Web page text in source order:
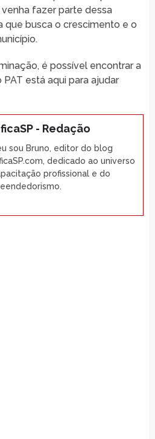
fazer parte dessa
busca o crescimento e o
é possível encontrar a
está aqui para ajudar
- Redação
sou Bruno, editor do blog
dedicado ao universo
profissional e do